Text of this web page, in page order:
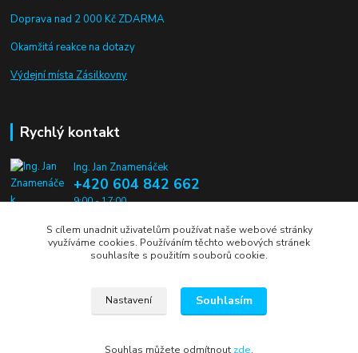
Doprava nad 2 000 Kč ZDARMA
Okamžitá reakce na dotazy
Výdejní místa Zásilkovny
Rychlý kontakt
Ing. Jan Znamenáček
+420 604 842 662
9:00 - 17:00
info@alien-pros.cz
Jan Znamenáček 2019
S cílem unadnit uživatelům používat naše webové stránky
využíváme cookies. Používáním těchto webových stránek
souhlasíte s použitím souborů cookie.
Nastavení Souhlasím
Souhlas můžete odmítnout zde.